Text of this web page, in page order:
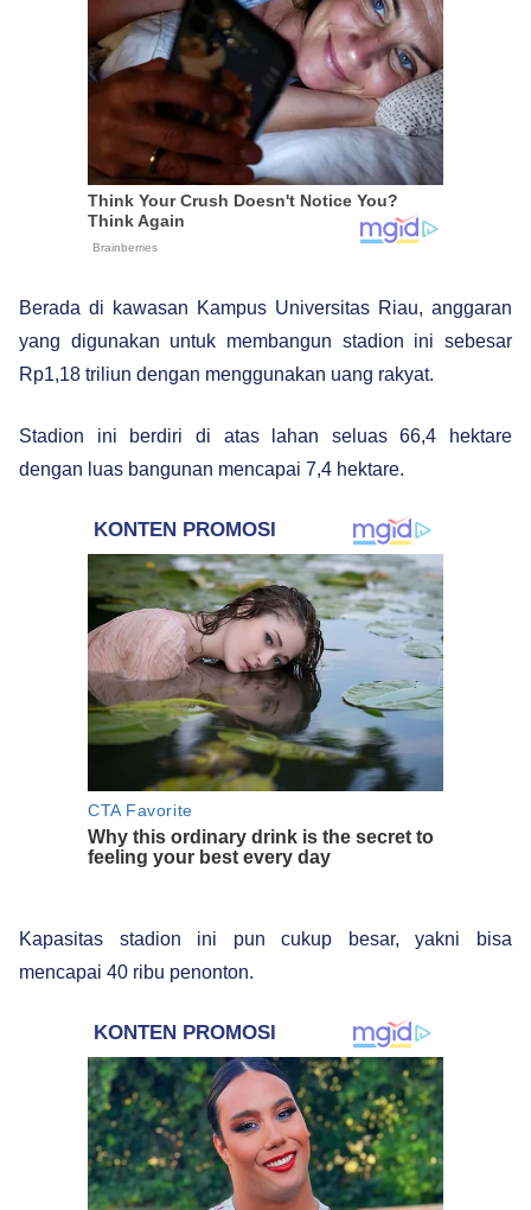
Berada di kawasan Kampus Universitas Riau, anggaran
yang digunakan untuk membangun stadion ini sebesar
Rp1,18 triliun dengan menggunakan uang rakyat.
Stadion ini berdiri di atas lahan seluas 66,4 hektare
dengan luas bangunan mencapai 7,4 hektare.
Kapasitas stadion ini pun cukup besar, yakni bisa
mencapai 40 ribu penonton.